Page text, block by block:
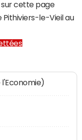
cette page
le-Vieil au
l'Economie)